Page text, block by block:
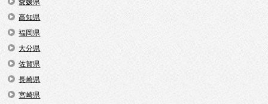
愛媛県
高知県
福岡県
大分県
佐賀県
長崎県
宮崎県